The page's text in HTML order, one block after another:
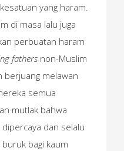
yang haram.
di masa lalu juga
perbuatan haram
fathers non-Muslim
berjuang melawan
semua
mutlak bahwa
dan selalu
bagi kaum